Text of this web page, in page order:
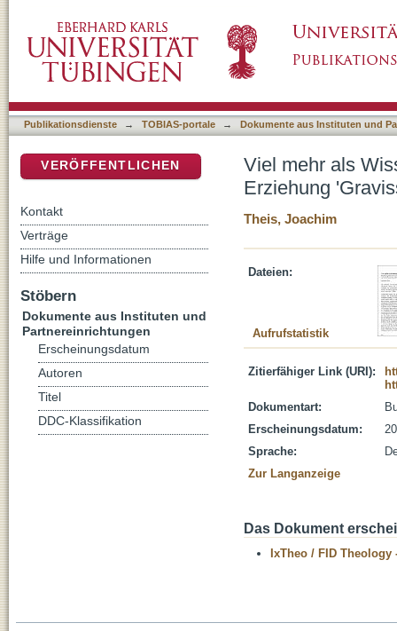
educationis'
Publikationsdienste → TOBIAS-portale → Dokumente aus Instituten und
Viel mehr als
Erziehung
Theis, Joachim
Dateien:
Aufrufstatistik
Zitierfähiger Link (URI):
Dokumentart:
Erscheinungsdatum:
Sprache:
Zur Langanzeige
Das Dokument
IxTheo / FID Theology
VERÖFFENTLICHEN
Kontakt
Verträge
Hilfe und Informationen
Stöbern
Dokumente aus Instituten und
Partnereinrichtungen
Erscheinungsdatum
Autoren
Titel
DDC-Klassifikation